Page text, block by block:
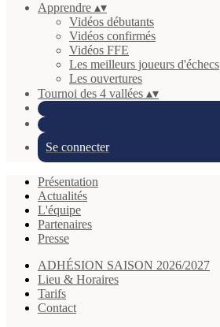
Apprendre ▴▾
Vidéos débutants
Vidéos confirmés
Vidéos FFE
Les meilleurs joueurs d'échecs
Les ouvertures
Tournoi des 4 vallées ▴▾
Se connecter
Présentation
Actualités
L'équipe
Partenaires
Presse
ADHÉSION SAISON 2026/2027
Lieu & Horaires
Tarifs
Contact